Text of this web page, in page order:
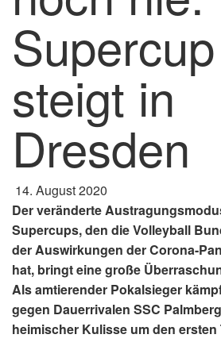
steigt in
Dresden
14. August 2020
Der veränderte
Supercups, den die Volleyball
der Auswirkungen der Corona-
hat, bringt eine große
Als amtierender Pokalsieger
gegen Dauerrivalen SSC
heimischer Kulisse um den